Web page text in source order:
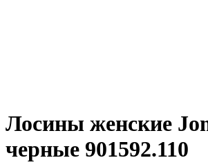
Лосины женские
черные 901592.110